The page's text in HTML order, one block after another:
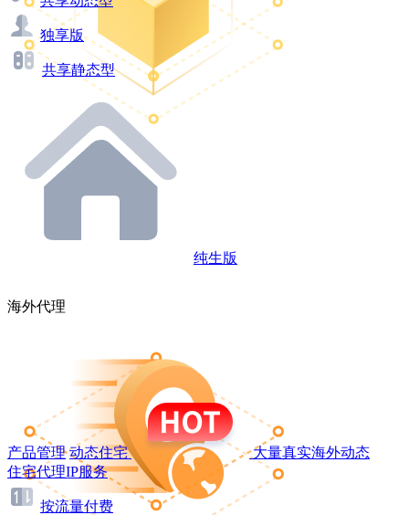
独享版
共享静态型
纯生版
海外代理
产品管理 动态住宅
大量真实海外动态
住宅代理IP服务
按流量付费